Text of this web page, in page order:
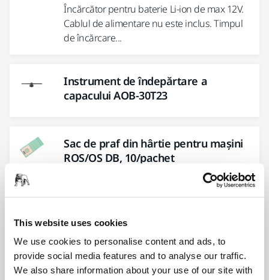
This website uses cookies
We use cookies to personalise content and ads, to
provide social media features and to analyse our traffic.
We also share information about your use of our site with
Încărcător pentru baterie Li-ion de max 12V.
Cablul de alimentare nu este inclus. Timpul
de încărcare...
Instrument de îndepărtare a
capacului AOB-30T23
Sac de praf din hârtie pentru mașini
ROS/OS DB, 10/pachet
Sac de praf din hârtie de unică folosință
pentru șlefuitoarele pneumatice ROS și OS
Saci de praf din nailon pentru mașini
ROS/OS DB